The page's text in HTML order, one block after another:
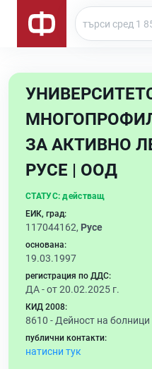
ЗА АКТИВНО
РУСЕ | ООД
СТАТУС: действащ
ЕИК, град:
117044162, Русе
основана:
19.03.1997
регистрация по ДДС:
ДА - от 20.02.2025 г.
КИД 2008:
8610 - Дейност на болници
публични контакти:
натисни тук